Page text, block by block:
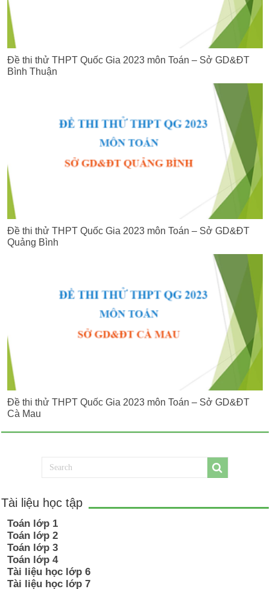
Đề thi thử THPT Quốc Gia 2023 môn Toán – Sở GD&ĐT
Bình Thuận
Đề thi thử THPT Quốc Gia 2023 môn Toán – Sở GD&ĐT
Quảng Bình
Đề thi thử THPT Quốc Gia 2023 môn Toán – Sở GD&ĐT
Cà Mau
Tài liệu học tập
Toán lớp 1
Toán lớp 2
Toán lớp 3
Toán lớp 4
Tài liệu học lớp 6
Tài liệu học lớp 7